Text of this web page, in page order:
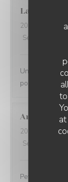
Laurent
2026-07-10
-
Service
Une très
poulpe du chef.
Andrea
2026-07-08
-
Service
Petit